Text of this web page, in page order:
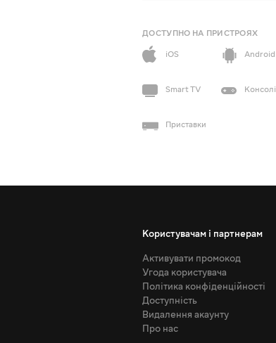
ДОСТУПНО НА ПРИСТРОЯХ
iOS
Android
Smart TV Консолі
Приставки
Користувачам і партнерам
Активувати промокод
Угода користувача
Політика конфіденційності
Доступність
Видалення акаунту
Про нас